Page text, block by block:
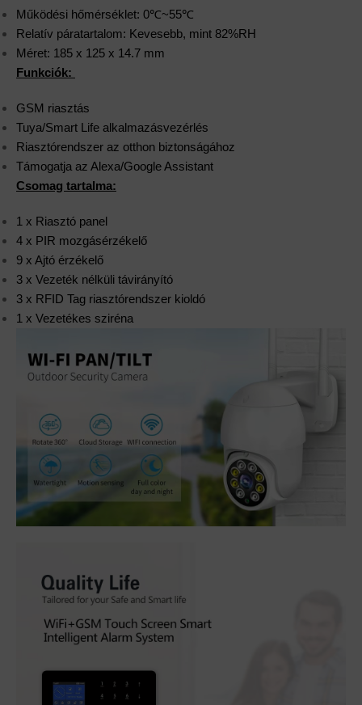
Működési hőmérséklet: 0℃~55℃
Relatív páratartalom: Kevesebb, mint 82%RH
Méret: 185 x 125 x 14.7 mm
Funkciók:
GSM riasztás
Tuya/Smart Life alkalmazásvezérlés
Riasztórendszer az otthon biztonságához
Támogatja az Alexa/Google Assistant
Csomag tartalma:
1 x Riasztó panel
4 x PIR mozgásérzékelő
9 x Ajtó érzékelő
3 x Vezeték nélküli távirányító
3 x RFID Tag riasztórendszer kioldó
1 x Vezetékes sziréna